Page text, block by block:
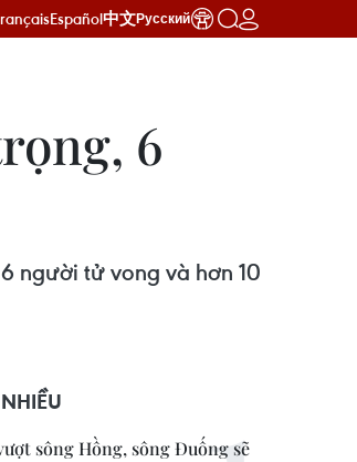
Español中文Русский
6
người tử vong và hơn 10
sông Hồng, sông Đuống sẽ